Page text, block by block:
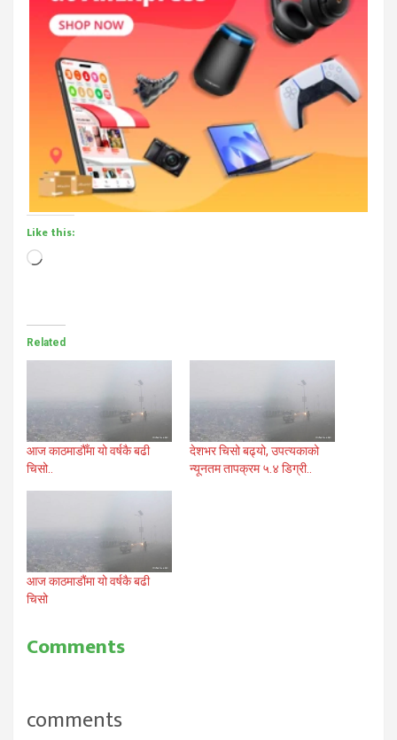
Like this:
Loading…
Related
आज काठमाडौँमा यो वर्षकै बढी
चिसो..
देशभर चिसो बढ्यो, उपत्यकाको
न्यूनतम तापक्रम ५.४ डिग्री..
आज काठमाडौंमा यो वर्षकै बढी
चिसो
Comments
comments